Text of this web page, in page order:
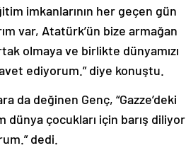
imkanlarının her geçen gün
var, Atatürk’ün bize armağan
olmaya ve birlikte dünyamızı
ediyorum.” diye konuştu.
da değinen Genç, “Gazze’deki
dünya çocukları için barış diliyor
dedi.